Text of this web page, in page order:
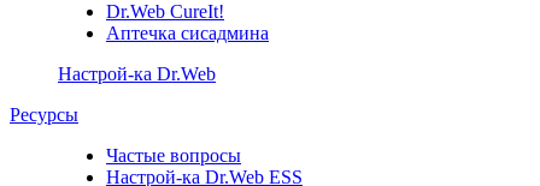
Dr.Web CureIt!
Аптечка сисадмина
Настрой-ка Dr.Web
Ресурсы
Частые вопросы
Настрой-ка Dr.Web ESS